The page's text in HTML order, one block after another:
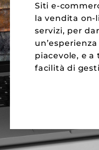
Siti e-
la vendita
servizi, per
piacevole, e a
facilità di